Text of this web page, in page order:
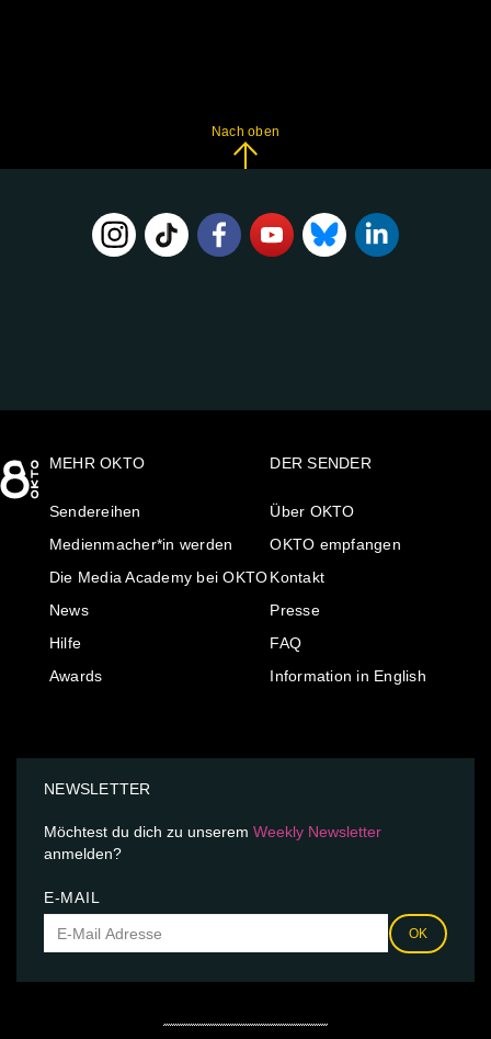
Nach oben
MEHR OKTO
Sendereihen
Medienmacher*in werden
Die Media Academy bei OKTO
News
Hilfe
Awards
DER SENDER
Über OKTO
OKTO empfangen
Kontakt
Presse
FAQ
Information in English
NEWSLETTER
Möchtest du dich zu unserem Weekly Newsletter
anmelden?
E-MAIL
OK